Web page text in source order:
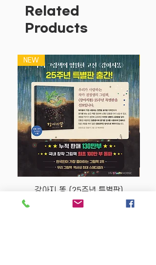
한글 완성 프로그램 학습지!
한권이 끝나는 일일 학습 프로그램
박또박 쓰기
-스티커를 착착 붙이고, 카드를 똑똑 뜯으
며 재미있게!
-집중 시간이 짧은 아이들도 걱정 없어요.
-그날그날 학습한 날짜를 쓰고 '참 잘했어
요' 스티커를 붙이면 성취감과 자신감도
키울 수 있지요.
-낱말 카드를 떼어 내면 각 과정에서 학습
한 내용을 두고두고 복습할 수 있어서 아
이들에게 또 다른 재미를 선물해요.
Related
Products
NEW
강아지 똥 (25주년 특별판)
Price
$22.50